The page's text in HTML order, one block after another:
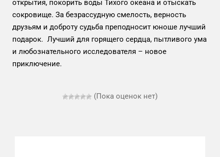
открытия, покорить воды Тихого океана и отыскать
сокровище. За безрассудную смелость, верность
друзьям и доброту судьба преподносит юноше лучший
подарок. Лучший для горящего сердца, пытливого ума
и любознательного исследователя – новое
приключение.
(Пока оценок нет)